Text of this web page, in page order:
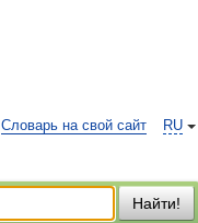
RU
Словарь на свой сайт
Найти!